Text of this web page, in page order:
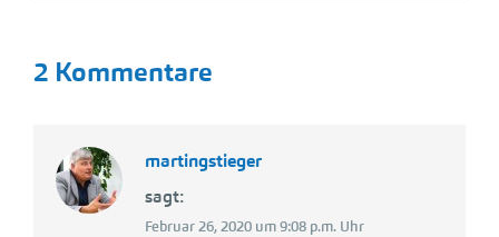
2 Kommentare
martingstieger
sagt:
Februar 26, 2020 um 9:08 p.m. Uhr